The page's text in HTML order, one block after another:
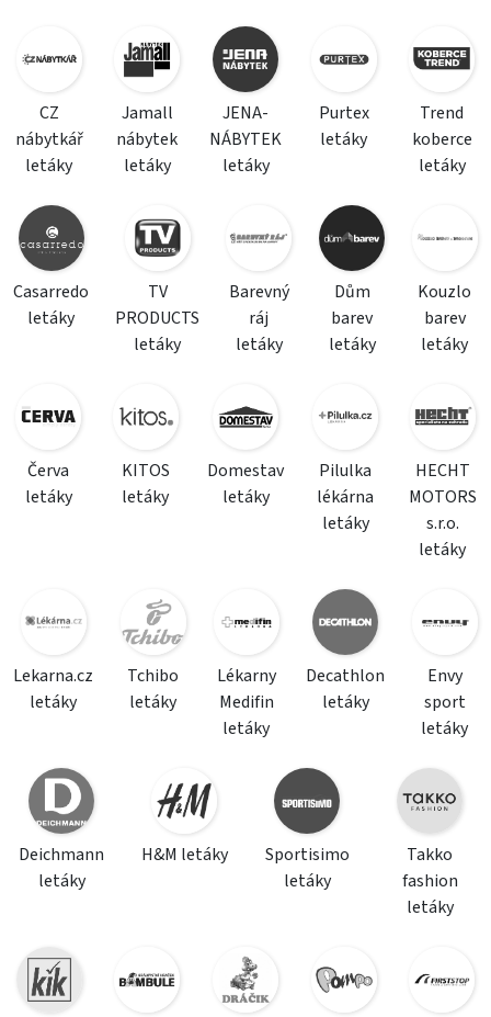
CZ
nábytkář
letáky
Jamall
nábytek
letáky
JENA-
NÁBYTEK
letáky
Purtex
letáky
Trend
koberce
letáky
Casarredo
letáky
TV
PRODUCTS
letáky
Barevný
ráj
letáky
Dům
barev
letáky
Kouzlo
barev
letáky
Červa
letáky
KITOS
letáky
Domestav
letáky
Pilulka
lékárna
letáky
HECHT
MOTORS
s.r.o.
letáky
Lekarna.cz
letáky
Tchibo
letáky
Lékarny
Medifin
letáky
Decathlon
letáky
Envy
sport
letáky
Deichmann
letáky
H&M letáky
Sportisimo
letáky
Takko
fashion
letáky